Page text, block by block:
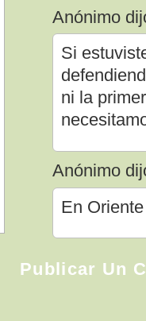
Anónimo
Si
ni la
Anónimo
En
Publicar Un